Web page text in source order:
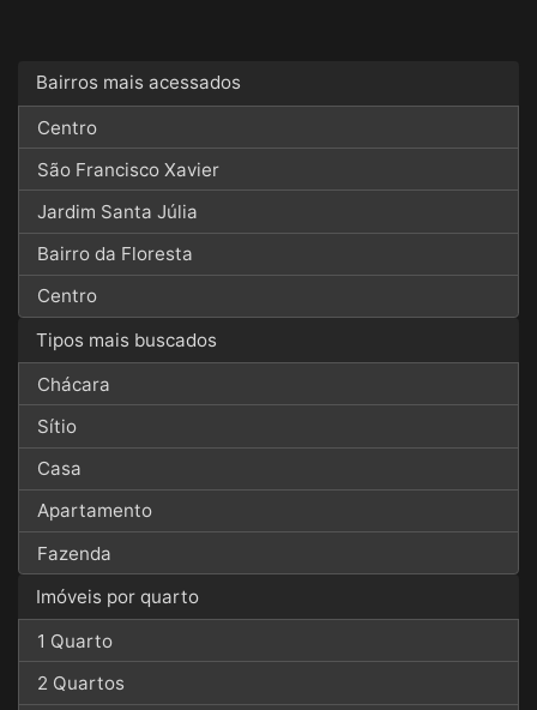
Bairros mais acessados
Centro
São Francisco Xavier
Jardim Santa Júlia
Bairro da Floresta
Centro
Tipos mais buscados
Chácara
Sítio
Casa
Apartamento
Fazenda
Imóveis por quarto
1 Quarto
2 Quartos